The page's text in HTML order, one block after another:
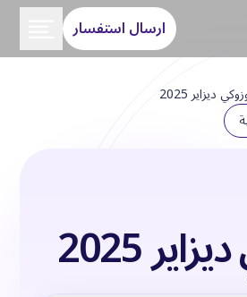
ارسال استفسار
ديزاير 2025
2025